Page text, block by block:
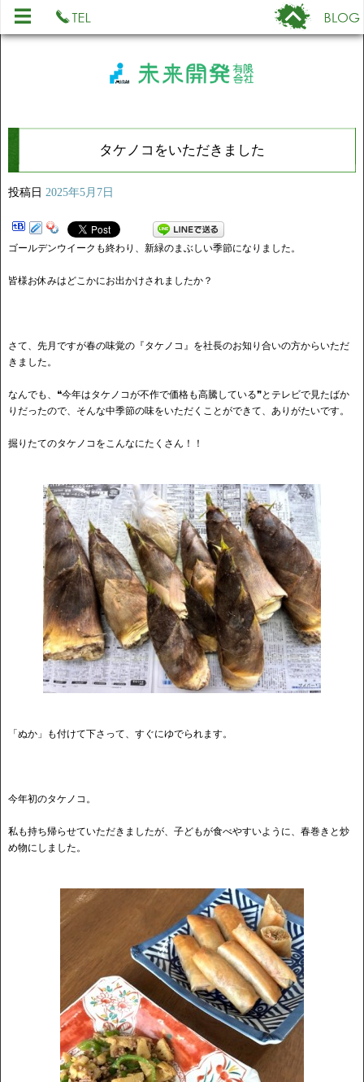
タケノコをいただきました
投稿日 2025年5月7日
ゴールデンウイークも終わり、新緑のまぶしい季節になりました。
皆様お休みはどこかにお出かけされましたか？
さて、先月ですが春の味覚の『タケノコ』を社長のお知り合いの方からいただ
きました。
なんでも、❝今年はタケノコが不作で価格も高騰している❞とテレビで見たばか
りだったので、そんな中季節の味をいただくことができて、ありがたいです。
掘りたてのタケノコをこんなにたくさん！！
「ぬか」も付けて下さって、すぐにゆでられます。
今年初のタケノコ。
私も持ち帰らせていただきましたが、子どもが食べやすいように、春巻きと炒
め物にしました。